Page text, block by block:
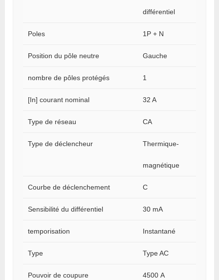
différentiel
Poles 1P + N
Position du pôle neutre Gauche
nombre de pôles protégés 1
[In] courant nominal 32 A
Type de réseau CA
Type de déclencheur Thermique-
magnétique
Courbe de déclenchement C
Sensibilité du différentiel 30 mA
temporisation Instantané
Type Type AC
Pouvoir de coupure 4500 A